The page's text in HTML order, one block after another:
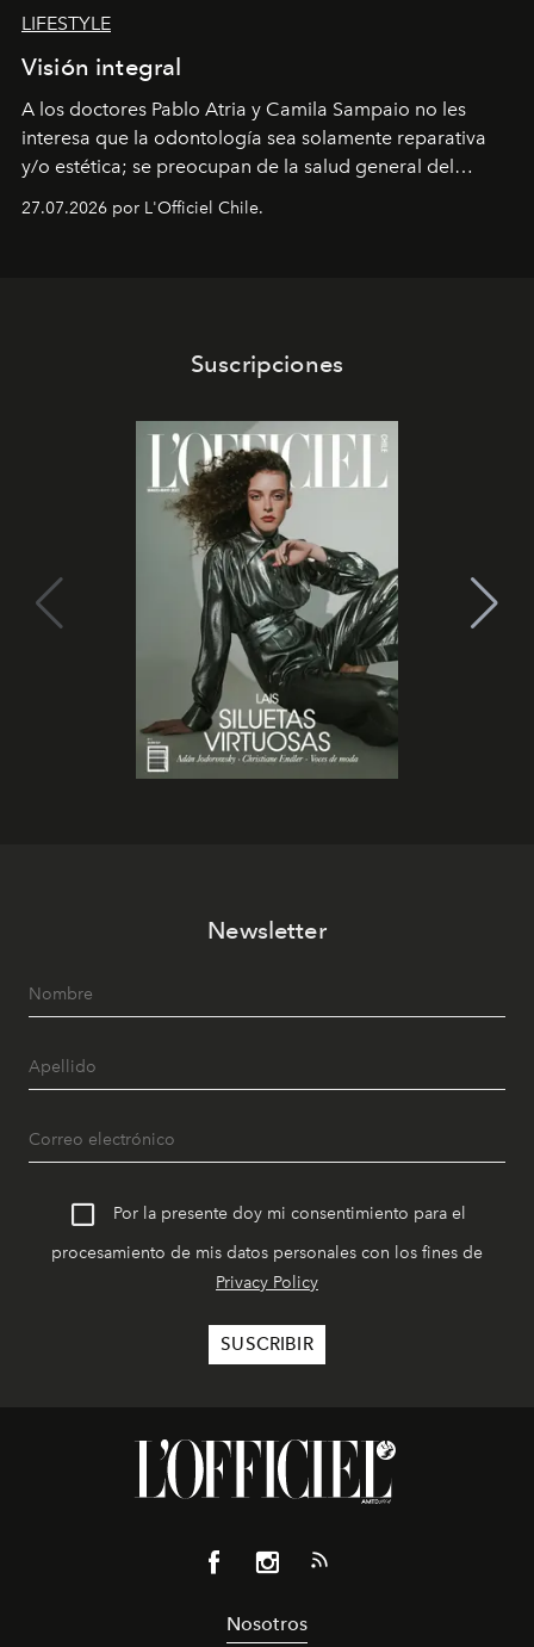
LIFESTYLE
Visión integral
A los doctores Pablo Atria y Camila Sampaio no les
interesa que la odontología sea solamente reparativa
y/o estética; se preocupan de la salud general del
intransable.
27.07.2026 por L'Officiel Chile.
Suscripciones
Newsletter
Por la presente doy mi consentimiento para el
procesamiento de mis datos personales con los fines de
Privacy Policy
Nosotros